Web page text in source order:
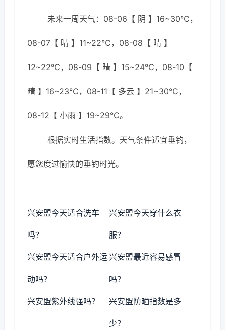
未来一周天气：08-06【 阴 】16~30℃，
08-07【 晴 】11~22℃，08-08【 晴 】
12~22℃，08-09【 晴 】15~24℃，08-10【
晴 】16~23℃，08-11【 多云 】21~30℃，
08-12【 小雨 】19~29℃。
根据实时生活指数。天气条件适宜垂钓，
愿您度过愉快的垂钓时光。
兴安盟今天适合洗车
吗？
兴安盟今天穿什么衣
服？
兴安盟今天适合户外运
动吗？
兴安盟最近容易感冒
吗？
兴安盟紫外线强吗？ 兴安盟防晒指数是多
少？